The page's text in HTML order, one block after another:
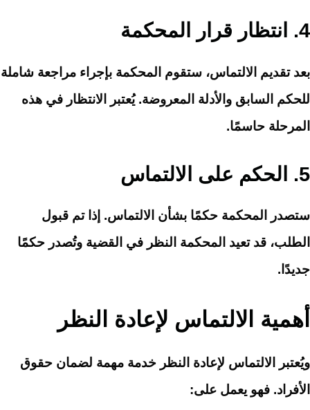
4. انتظار قرار المحكمة
بعد تقديم الالتماس، ستقوم المحكمة بإجراء مراجعة شاملة
للحكم السابق والأدلة المعروضة. يُعتبر الانتظار في هذه
المرحلة حاسمًا.
5. الحكم على الالتماس
ستصدر المحكمة حكمًا بشأن الالتماس. إذا تم قبول
الطلب، قد تعيد المحكمة النظر في القضية وتُصدر حكمًا
جديدًا.
أهمية الالتماس لإعادة النظر
ويُعتبر الالتماس لإعادة النظر خدمة مهمة لضمان حقوق
الأفراد. فهو يعمل على: